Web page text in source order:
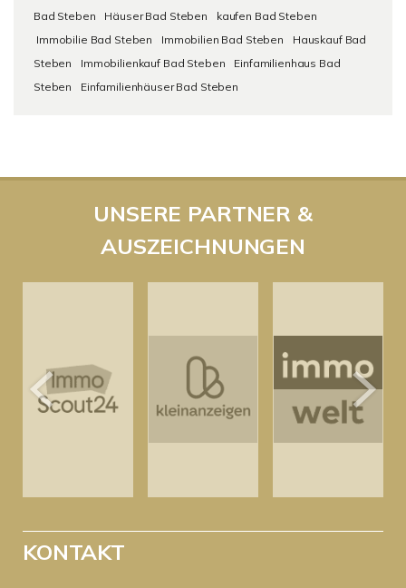
Bad Steben
Häuser Bad Steben
kaufen Bad Steben
Immobilie Bad Steben
Immobilien Bad Steben
Hauskauf Bad
Steben
Immobilienkauf Bad Steben
Einfamilienhaus Bad
Steben
Einfamilienhäuser Bad Steben
UNSERE PARTNER &
AUSZEICHNUNGEN
KONTAKT